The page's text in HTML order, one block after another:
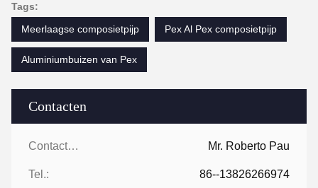
Contacten
Contacten: Mr. Roberto Pau
Tel.: 86--13826266974
Tags:
Meerlaagse composietpijp
Pex Al Pex composietpijp
Aluminiumbuizen van Pex